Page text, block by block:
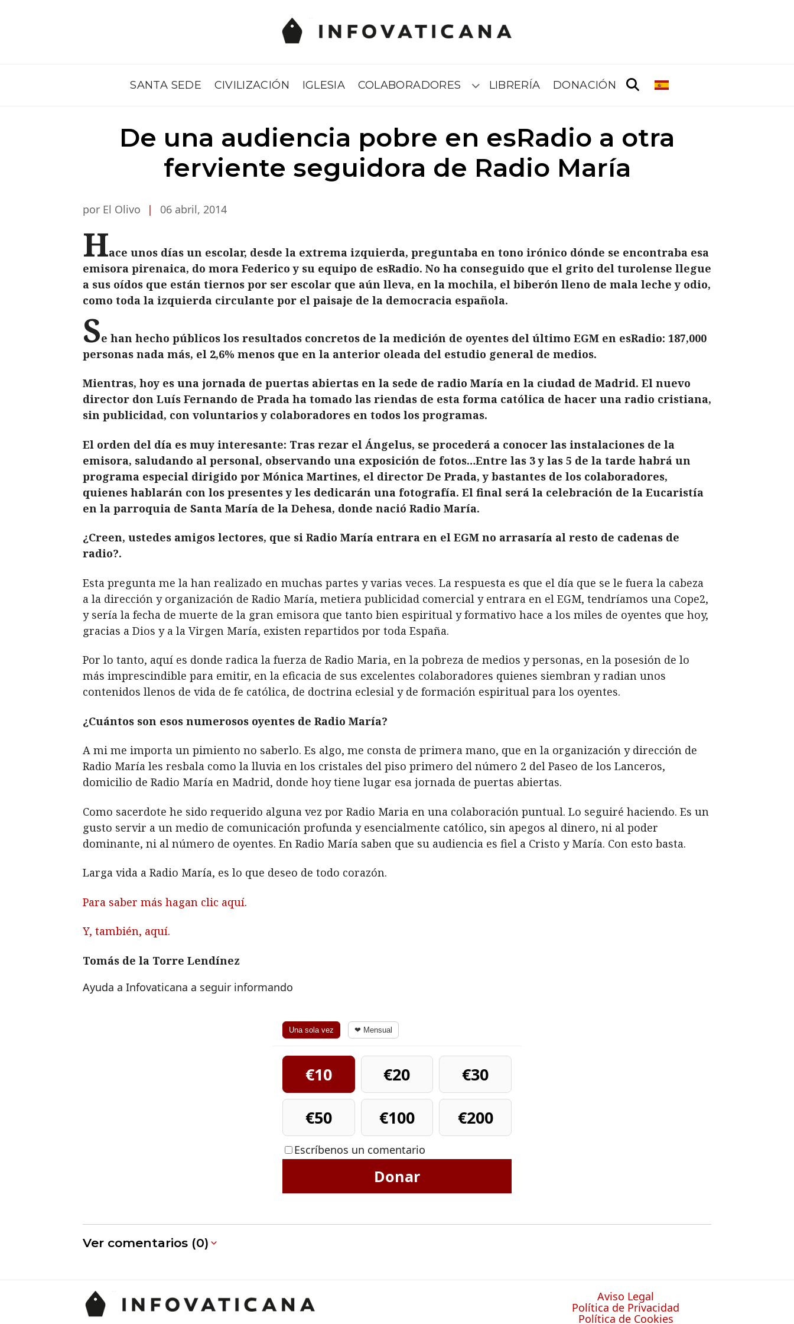
SANTA SEDE CIVILIZACIÓN IGLESIA COLABORADORES Submenú
LIBRERÍA DONACIÓN
De una audiencia pobre en esRadio a otra
ferviente seguidora de Radio María
por El Olivo | 06 abril, 2014
Hace unos días un escolar, desde la extrema izquierda, preguntaba en tono irónico dónde se encontraba esa
emisora pirenaica, do mora Federico y su equipo de esRadio. No ha conseguido que el grito del turolense llegue
a sus oídos que están tiernos por ser escolar que aún lleva, en la mochila, el biberón lleno de mala leche y odio,
como toda la izquierda circulante por el paisaje de la democracia española.
Se han hecho públicos los resultados concretos de la medición de oyentes del último EGM en esRadio: 187,000
personas nada más, el 2,6% menos que en la anterior oleada del estudio general de medios.
Mientras, hoy es una jornada de puertas abiertas en la sede de radio María en la ciudad de Madrid. El nuevo
director don Luís Fernando de Prada ha tomado las riendas de esta forma católica de hacer una radio cristiana,
sin publicidad, con voluntarios y colaboradores en todos los programas.
El orden del día es muy interesante: Tras rezar el Ángelus, se procederá a conocer las instalaciones de la
emisora, saludando al personal, observando una exposición de fotos…Entre las 3 y las 5 de la tarde habrá un
programa especial dirigido por Mónica Martines, el director De Prada, y bastantes de los colaboradores,
quienes hablarán con los presentes y les dedicarán una fotografía. El final será la celebración de la Eucaristía
en la parroquia de Santa María de la Dehesa, donde nació Radio María.
¿Creen, ustedes amigos lectores, que si Radio María entrara en el EGM no arrasaría al resto de cadenas de
radio?.
Esta pregunta me la han realizado en muchas partes y varias veces. La respuesta es que el día que se le fuera la cabeza
a la dirección y organización de Radio María, metiera publicidad comercial y entrara en el EGM, tendríamos una Cope2,
y sería la fecha de muerte de la gran emisora que tanto bien espiritual y formativo hace a los miles de oyentes que hoy,
gracias a Dios y a la Virgen María, existen repartidos por toda España.
Por lo tanto, aquí es donde radica la fuerza de Radio Maria, en la pobreza de medios y personas, en la posesión de lo
más imprescindible para emitir, en la eficacia de sus excelentes colaboradores quienes siembran y radian unos
contenidos llenos de vida de fe católica, de doctrina eclesial y de formación espiritual para los oyentes.
¿Cuántos son esos numerosos oyentes de Radio María?
A mi me importa un pimiento no saberlo. Es algo, me consta de primera mano, que en la organización y dirección de
Radio María les resbala como la lluvia en los cristales del piso primero del número 2 del Paseo de los Lanceros,
domicilio de Radio María en Madrid, donde hoy tiene lugar esa jornada de puertas abiertas.
Como sacerdote he sido requerido alguna vez por Radio Maria en una colaboración puntual. Lo seguiré haciendo. Es un
gusto servir a un medio de comunicación profunda y esencialmente católico, sin apegos al dinero, ni al poder
dominante, ni al número de oyentes. En Radio María saben que su audiencia es fiel a Cristo y María. Con esto basta.
Larga vida a Radio María, es lo que deseo de todo corazón.
Para saber más hagan clic aquí.
Y, también, aquí.
Tomás de la Torre Lendínez
Ayuda a Infovaticana a seguir informando
Una sola vez ❤ Mensual
€10 €20
€30
€50
€100 €200
Escríbenos un comentario
Donar
Ver comentarios (0)
Aviso Legal
Política de Privacidad
Política de Cookies